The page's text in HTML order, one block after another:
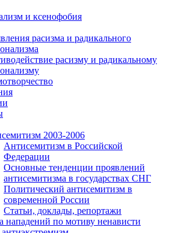
и ксенофобия
расизма и радикального
расизму и радикальному
2003-2006
Антисемитизм в Российской
Федерации
Основные тенденции проявлений
антисемитизма в государствах СНГ
Политический антисемитизм в
современной России
Статьи, доклады, репортажи
нападений по мотиву ненависти